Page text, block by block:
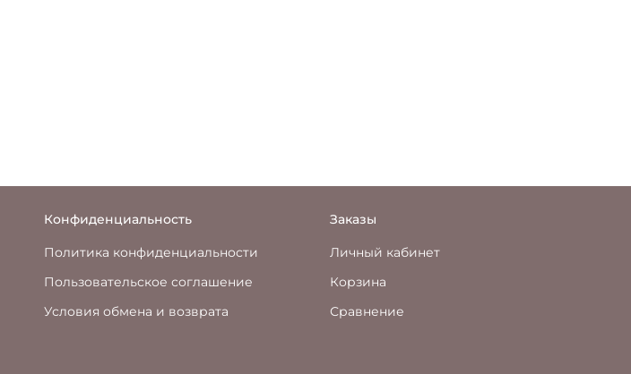
Конфиденциальность
Политика конфиденциальности
Пользовательское соглашение
Условия обмена и возврата
Заказы
Личный кабинет
Корзина
Сравнение